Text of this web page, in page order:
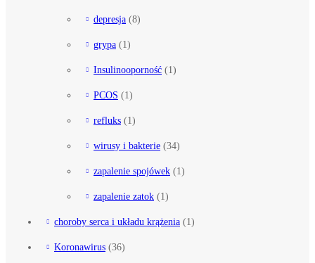
depresja (8)
grypa (1)
Insulinooporność (1)
PCOS (1)
refluks (1)
wirusy i bakterie (34)
zapalenie spojówek (1)
zapalenie zatok (1)
choroby serca i układu krążenia (1)
Koronawirus (36)